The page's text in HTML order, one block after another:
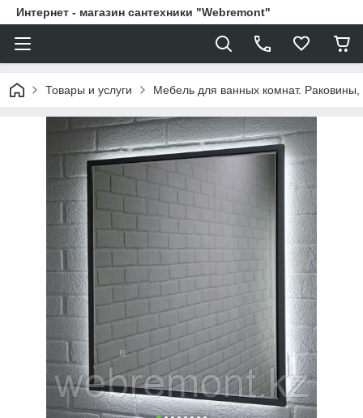
Интернет - магазин сантехники "Webremont"
Товары и услуги Мебель для ванных комнат.